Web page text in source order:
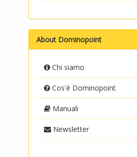
About Dominopoint
Chi siamo
Cos'è Dominopoint
Manuali
Newsletter